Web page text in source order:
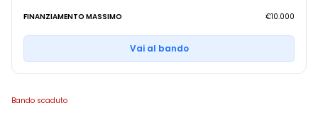
FINANZIAMENTO MASSIMO €10.000
Vai al bando
Bando scaduto